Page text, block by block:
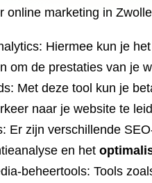
online marketing in
Hiermee kun je
om de prestaties van je
Met deze tool kun je
naar je website te
Er zijn verschillende
en het
beheertools: Tools